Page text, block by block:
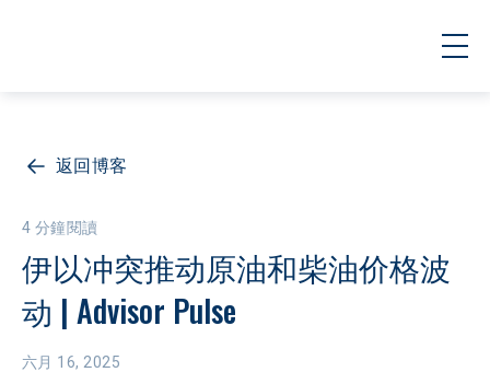
返回博客
4 分鐘閱讀
伊以冲突推动原油和柴油价格波
动 | Advisor Pulse
六月 16, 2025